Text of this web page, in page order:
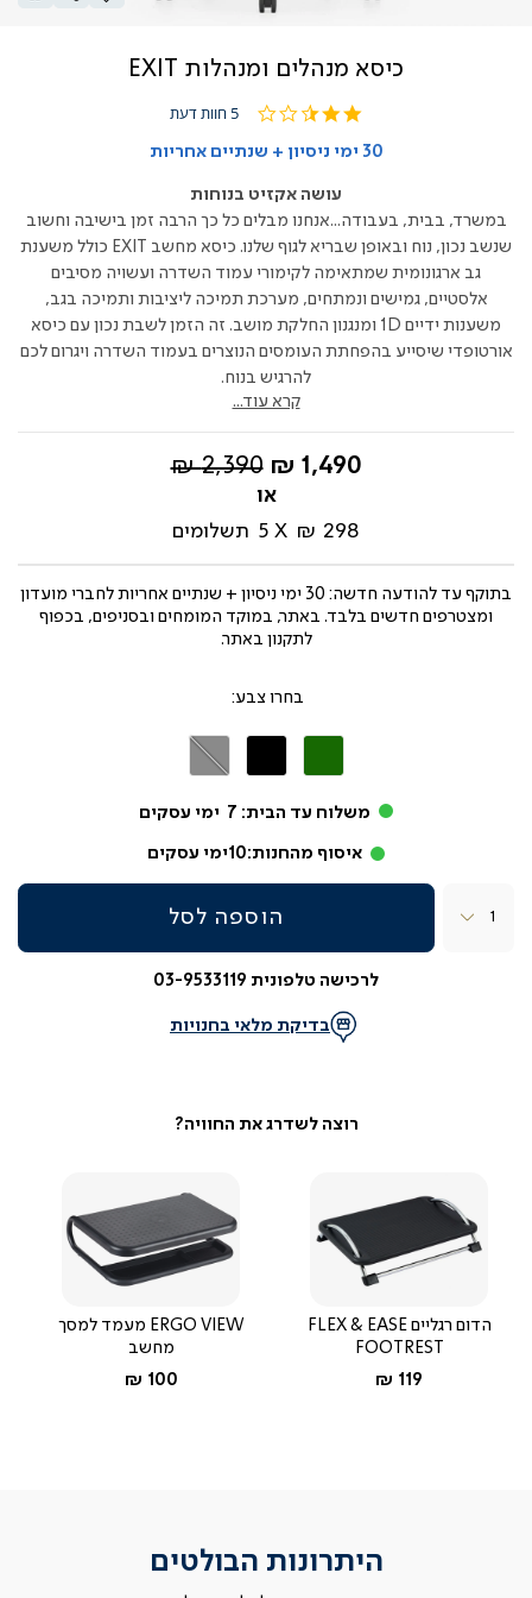
כיסא מנהלים ומנהלות EXIT
2.4
rating
5 חוות דעת
30 ימי ניסיון + שנתיים אחריות
עושה אקזיט בנוחות
במשרד, בבית, בעבודה...אנחנו מבלים כל כך הרבה זמן בישיבה וחשוב
שנשב נכון, נוח ובאופן שבריא לגוף שלנו. כיסא מחשב EXIT כולל משענת
גב ארגונומית שמתאימה לקימורי עמוד השדרה ועשויה מסיבים
אלסטיים, גמישים ונמתחים, מערכת תמיכה ליציבות ותמיכה בגב,
משענות ידיים 1D ומנגנון החלקת מושב. זה הזמן לשבת נכון עם כיסא
אורטופדי שיסייע בהפחתת העומסים הנוצרים בעמוד השדרה ויגרום לכם
להרגיש בנוח.
קרא עוד...
החל
1,490 ₪
מחיר
רגיל
2,390 ₪
298 ₪
5 תשלומים
בתוקף עד
להודעה חדשה: 30 ימי ניסיון + שנתיים אחריות לחברי מועדון
ומצטרפים חדשים בלבד. באתר, במוקד המומחים ובסניפים, בכפוף
לתקנון באתר.
צבע
אפור
משלוח עד הבית: 7 ימי עסקים
איסוף מהחנות:10ימי עסקים
הוספה לסל
לרכישה טלפונית 03-9533119
בדיקת מלאי בחנויות
הדום רגליים FLEX & EASE
FOOTREST
החל מ-
119 ₪
ERGO VIEW מעמד למסך
מחשב
החל מ-
100 ₪
היתרונות הבולטים